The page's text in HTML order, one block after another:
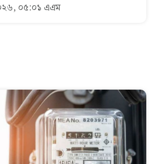
০৫:০১ এএম